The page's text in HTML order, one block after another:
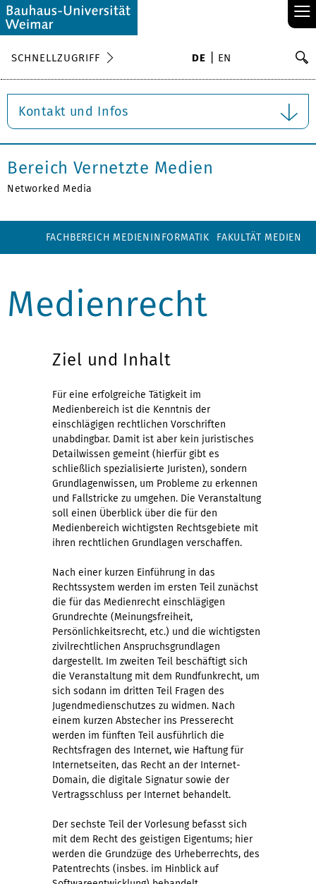
≡
SCHNELLZUGRIFF DE EN
Kontakt und Infos
Bereich Vernetzte Medien
Networked Media
FACHBEREICH MEDIENINFORMATIK FAKULTÄT MEDIEN
Medienrecht
Ziel und Inhalt
Für eine erfolgreiche Tätigkeit im
Medienbereich ist die Kenntnis der
einschlägigen rechtlichen Vorschriften
unabdingbar. Damit ist aber kein juristisches
Detailwissen gemeint (hierfür gibt es
schließlich spezialisierte Juristen), sondern
Grundlagenwissen, um Probleme zu erkennen
und Fallstricke zu umgehen. Die Veranstaltung
soll einen Überblick über die für den
Medienbereich wichtigsten Rechtsgebiete mit
ihren rechtlichen Grundlagen verschaffen.
Nach einer kurzen Einführung in das
Rechtssystem werden im ersten Teil zunächst
die für das Medienrecht einschlägigen
Grundrechte (Meinungsfreiheit,
Persönlichkeitsrecht, etc.) und die wichtigsten
zivilrechtlichen Anspruchsgrundlagen
dargestellt. Im zweiten Teil beschäftigt sich
die Veranstaltung mit dem Rundfunkrecht, um
sich sodann im dritten Teil Fragen des
Jugendmedienschutzes zu widmen. Nach
einem kurzen Abstecher ins Presserecht
werden im fünften Teil ausführlich die
Rechtsfragen des Internet, wie Haftung für
Internetseiten, das Recht an der Internet-
Domain, die digitale Signatur sowie der
Vertragsschluss per Internet behandelt.
Der sechste Teil der Vorlesung befasst sich
mit dem Recht des geistigen Eigentums; hier
werden die Grundzüge des Urheberrechts, des
Patentrechts (insbes. im Hinblick auf